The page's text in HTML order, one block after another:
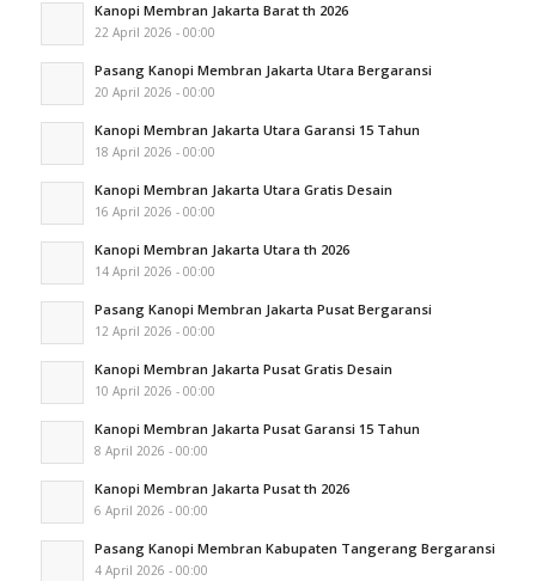
Kanopi Membran Jakarta Barat th 2026
22 April 2026 - 00:00
Pasang Kanopi Membran Jakarta Utara Bergaransi
20 April 2026 - 00:00
Kanopi Membran Jakarta Utara Garansi 15 Tahun
18 April 2026 - 00:00
Kanopi Membran Jakarta Utara Gratis Desain
16 April 2026 - 00:00
Kanopi Membran Jakarta Utara th 2026
14 April 2026 - 00:00
Pasang Kanopi Membran Jakarta Pusat Bergaransi
12 April 2026 - 00:00
Kanopi Membran Jakarta Pusat Gratis Desain
10 April 2026 - 00:00
Kanopi Membran Jakarta Pusat Garansi 15 Tahun
8 April 2026 - 00:00
Kanopi Membran Jakarta Pusat th 2026
6 April 2026 - 00:00
Pasang Kanopi Membran Kabupaten Tangerang Bergaransi
4 April 2026 - 00:00